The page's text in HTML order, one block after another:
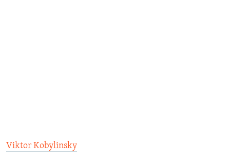
Viktor Kobylinsky